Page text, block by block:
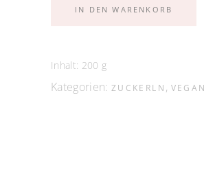
IN DEN WARENKORB
Inhalt: 200 g
Kategorien: ZUCKERLN , VEGAN